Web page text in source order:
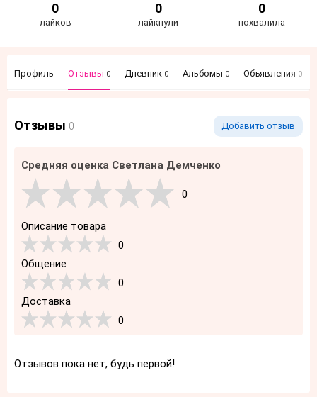
0
лайков
0
лайкнули
0
похвалила
Профиль Отзывы 0 Дневник 0 Альбомы 0 Объявления 0
Отзывы 0 Добавить отзыв
Средняя оценка Светлана Демченко
0
Описание товара
0
Общение
0
Доставка
0
Отзывов пока нет, будь первой!